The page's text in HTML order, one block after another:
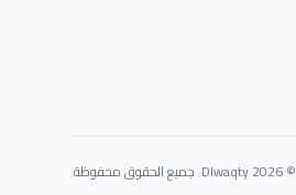
© 2026 Dlwaqty. جميع الحقوق محفوظة.